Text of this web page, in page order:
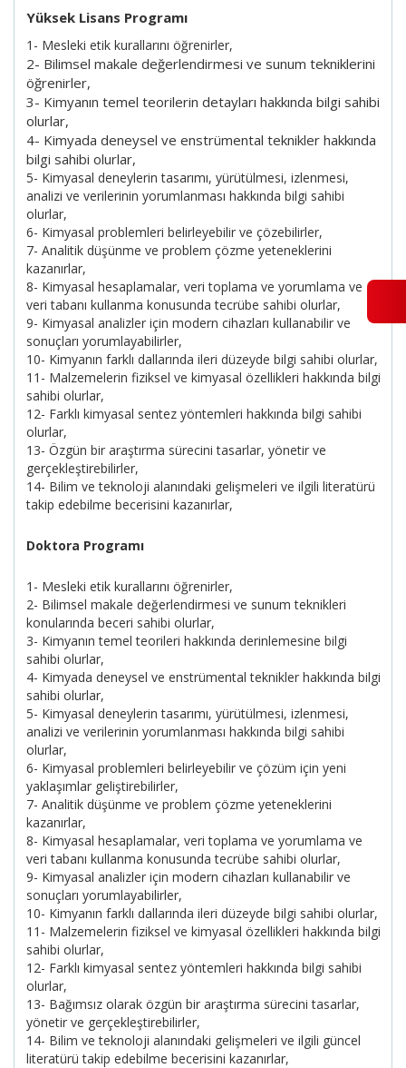
Yüksek Lisans Programı
1- Mesleki etik kurallarını öğrenirler,
2- Bilimsel makale değerlendirmesi ve sunum tekniklerini
öğrenirler,
3- Kimyanın temel teorilerin detayları hakkında bilgi sahibi
olurlar,
4- Kimyada deneysel ve enstrümental teknikler hakkında
bilgi sahibi olurlar,
5- Kimyasal deneylerin tasarımı, yürütülmesi, izlenmesi,
analizi ve verilerinin yorumlanması hakkında bilgi sahibi
olurlar,
6- Kimyasal problemleri belirleyebilir ve çözebilirler,
7- Analitik düşünme ve problem çözme yeteneklerini
kazanırlar,
8- Kimyasal hesaplamalar, veri toplama ve yorumlama ve
veri tabanı kullanma konusunda tecrübe sahibi olurlar,
9- Kimyasal analizler için modern cihazları kullanabilir ve
sonuçları yorumlayabilirler,
10- Kimyanın farklı dallarında ileri düzeyde bilgi sahibi olurlar,
11- Malzemelerin fiziksel ve kimyasal özellikleri hakkında bilgi
sahibi olurlar,
12- Farklı kimyasal sentez yöntemleri hakkında bilgi sahibi
olurlar,
13- Özgün bir araştırma sürecini tasarlar, yönetir ve
gerçekleştirebilirler,
14- Bilim ve teknoloji alanındaki gelişmeleri ve ilgili literatürü
takip edebilme becerisini kazanırlar,
Doktora Programı
1- Mesleki etik kurallarını öğrenirler,
2- Bilimsel makale değerlendirmesi ve sunum teknikleri
konularında beceri sahibi olurlar,
3- Kimyanın temel teorileri hakkında derinlemesine bilgi
sahibi olurlar,
4- Kimyada deneysel ve enstrümental teknikler hakkında bilgi
sahibi olurlar,
5- Kimyasal deneylerin tasarımı, yürütülmesi, izlenmesi,
analizi ve verilerinin yorumlanması hakkında bilgi sahibi
olurlar,
6- Kimyasal problemleri belirleyebilir ve çözüm için yeni
yaklaşımlar geliştirebilirler,
7- Analitik düşünme ve problem çözme yeteneklerini
kazanırlar,
8- Kimyasal hesaplamalar, veri toplama ve yorumlama ve
veri tabanı kullanma konusunda tecrübe sahibi olurlar,
9- Kimyasal analizler için modern cihazları kullanabilir ve
sonuçları yorumlayabilirler,
10- Kimyanın farklı dallarında ileri düzeyde bilgi sahibi olurlar,
11- Malzemelerin fiziksel ve kimyasal özellikleri hakkında bilgi
sahibi olurlar,
12- Farklı kimyasal sentez yöntemleri hakkında bilgi sahibi
olurlar,
13- Bağımsız olarak özgün bir araştırma sürecini tasarlar,
yönetir ve gerçekleştirebilirler,
14- Bilim ve teknoloji alanındaki gelişmeleri ve ilgili güncel
literatürü takip edebilme becerisini kazanırlar,